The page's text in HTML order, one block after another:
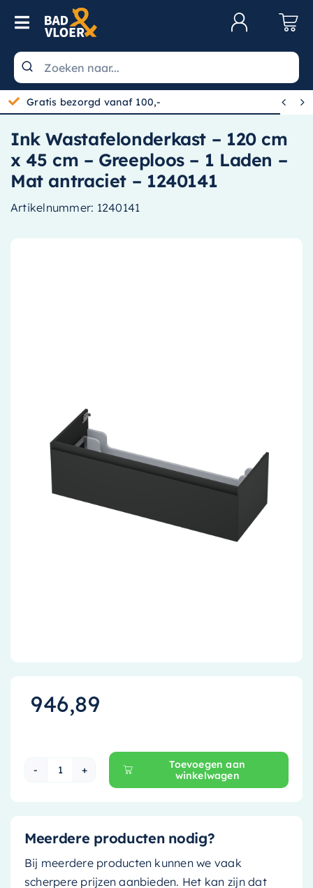
Skip to content
Toggle Navigation
Wastafels
Toiletten
Spiegels
Kranen
Douche
Tegels
Gratis bezorgd vanaf 100,-  
Ink Wastafelonderkast – 120 cm
x 45 cm – Greeploos – 1 Laden –
Mat antraciet – 1240141
Artikelnummer: 1240141
946,89
Ink Wastafelonderkast - 120 cm x 45 cm -
Toevoegen aan
winkelwagen
Meerdere producten nodig?
Bij meerdere producten kunnen we vaak
scherpere prijzen aanbieden. Het kan zijn dat